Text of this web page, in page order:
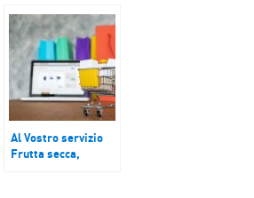
natalizie?
Al Vostro servizio
Frutta secca,